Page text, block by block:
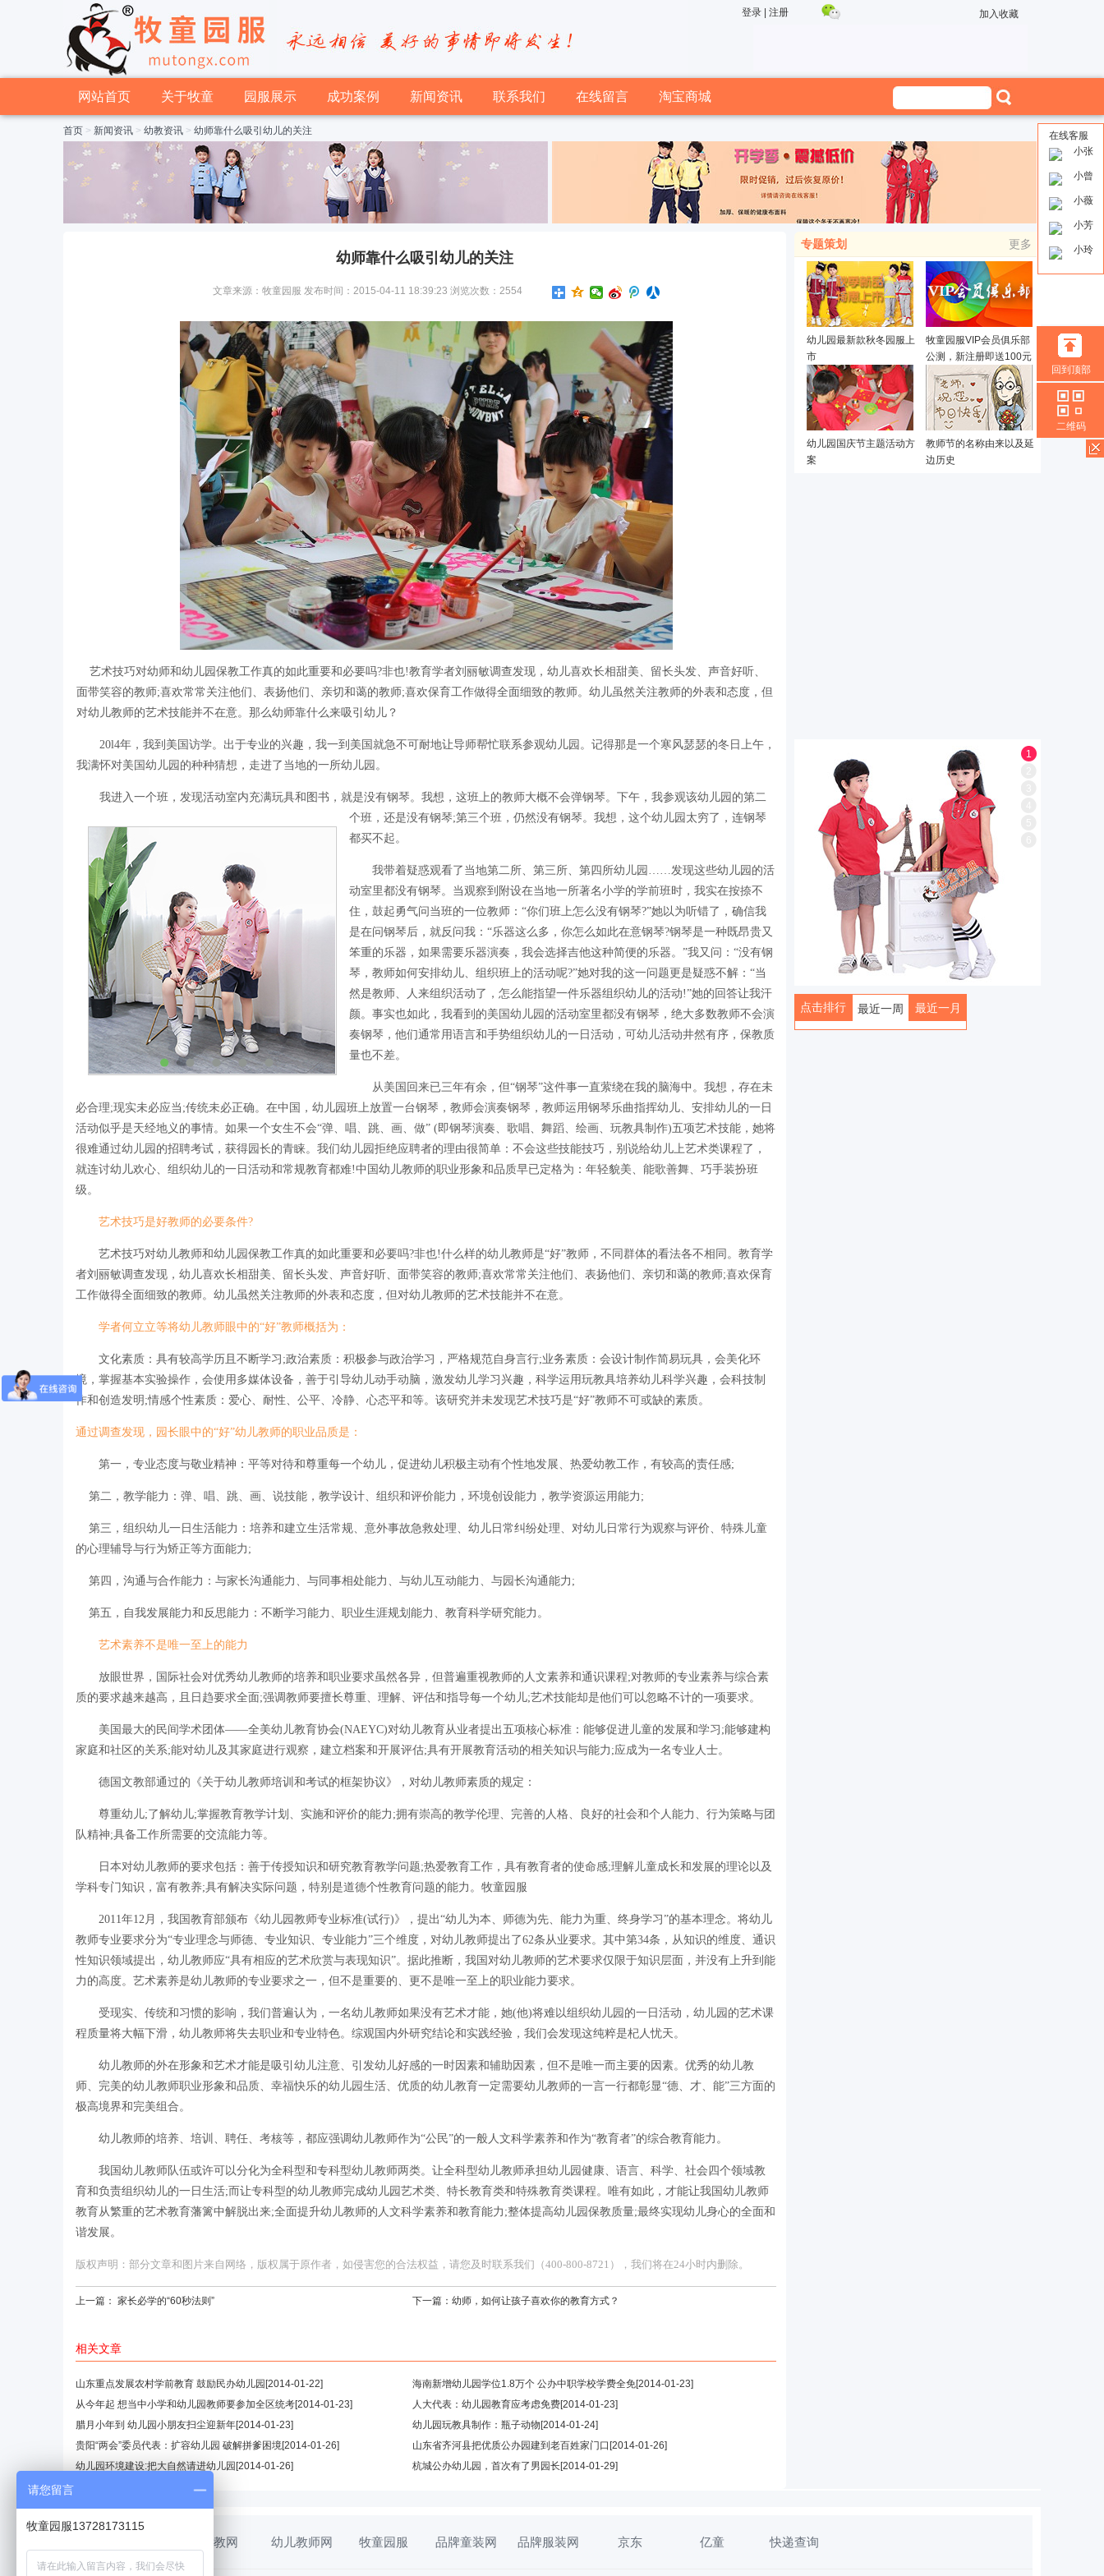
登录| 注册 加入收藏
网站首页 关于牧童 园服展示 成功案例 新闻资讯 联系我们 在线留言 淘宝商城
首页 > 新闻资讯 > 幼教资讯 > 幼师靠什么吸引幼儿的关注
幼师靠什么吸引幼儿的关注
文章来源：牧童园服 发布时间：2015-04-11 18:39:23 浏览次数：2554
艺术技巧对幼师和幼儿园保教工作真的如此重要和必要吗?非也!教育学者刘丽敏调查发现，幼儿喜欢长相甜美、留长头发、声音好听、
面带笑容的教师;喜欢常常关注他们、表扬他们、亲切和蔼的教师;喜欢保育工作做得全面细致的教师。幼儿虽然关注教师的外表和态度，但
对幼儿教师的艺术技能并不在意。那么幼师靠什么来吸引幼儿？
20l4年，我到美国访学。出于专业的兴趣，我一到美国就急不可耐地让导师帮忙联系参观幼儿园。记得那是一个寒风瑟瑟的冬日上午，
我满怀对美国幼儿园的种种猜想，走进了当地的一所幼儿园。
我进入一个班，发现活动室内充满玩具和图书，就是没有钢琴。我想，这班上的教师大概不会弹钢琴。下午，我参观该幼儿园的第二
个班，还是没有钢琴;第三个班，仍然没有钢琴。我想，这个幼儿园太穷了，连钢琴
都买不起。
我带着疑惑观看了当地第二所、第三所、第四所幼儿园……发现这些幼儿园的活
动室里都没有钢琴。当观察到附设在当地一所著名小学的学前班时，我实在按捺不
住，鼓起勇气问当班的一位教师：“你们班上怎么没有钢琴?”她以为听错了，确信我
是在问钢琴后，就反问我：“乐器这么多，你怎么如此在意钢琴?钢琴是一种既昂贵又
笨重的乐器，如果需要乐器演奏，我会选择吉他这种简便的乐器。”我又问：“没有钢
琴，教师如何安排幼儿、组织班上的活动呢?”她对我的这一问题更是疑惑不解：“当
然是教师、人来组织活动了，怎么能指望一件乐器组织幼儿的活动!”她的回答让我汗
颜。事实也如此，我看到的美国幼儿园的活动室里都没有钢琴，绝大多数教师不会演
奏钢琴，他们通常用语言和手势组织幼儿的一日活动，可幼儿活动井然有序，保教质
量也不差。
从美国回来已三年有余，但“钢琴”这件事一直萦绕在我的脑海中。我想，存在未
必合理;现实未必应当;传统未必正确。在中国，幼儿园班上放置一台钢琴，教师会演奏钢琴，教师运用钢琴乐曲指挥幼儿、安排幼儿的一日
活动似乎是天经地义的事情。如果一个女生不会“弹、唱、跳、画、做” (即钢琴演奏、歌唱、舞蹈、绘画、玩教具制作)五项艺术技能，她将
很难通过幼儿园的招聘考试，获得园长的青睐。我们幼儿园拒绝应聘者的理由很简单：不会这些技能技巧，别说给幼儿上艺术类课程了，
就连讨幼儿欢心、组织幼儿的一日活动和常规教育都难!中国幼儿教师的职业形象和品质早已定格为：年轻貌美、能歌善舞、巧手装扮班
级。
艺术技巧是好教师的必要条件?
艺术技巧对幼儿教师和幼儿园保教工作真的如此重要和必要吗?非也!什么样的幼儿教师是“好”教师，不同群体的看法各不相同。教育学
者刘丽敏调查发现，幼儿喜欢长相甜美、留长头发、声音好听、面带笑容的教师;喜欢常常关注他们、表扬他们、亲切和蔼的教师;喜欢保育
工作做得全面细致的教师。幼儿虽然关注教师的外表和态度，但对幼儿教师的艺术技能并不在意。
学者何立立等将幼儿教师眼中的“好”教师概括为：
文化素质：具有较高学历且不断学习;政治素质：积极参与政治学习，严格规范自身言行;业务素质：会设计制作简易玩具，会美化环
境，掌握基本实验操作，会使用多媒体设备，善于引导幼儿动手动脑，激发幼儿学习兴趣，科学运用玩教具培养幼儿科学兴趣，会科技制
作和创造发明;情感个性素质：爱心、耐性、公平、冷静、心态平和等。该研究并未发现艺术技巧是“好”教师不可或缺的素质。
通过调查发现，园长眼中的“好”幼儿教师的职业品质是：
第一，专业态度与敬业精神：平等对待和尊重每一个幼儿，促进幼儿积极主动有个性地发展、热爱幼教工作，有较高的责任感;
第二，教学能力：弹、唱、跳、画、说技能，教学设计、组织和评价能力，环境创设能力，教学资源运用能力;
第三，组织幼儿一日生活能力：培养和建立生活常规、意外事故急救处理、幼儿日常纠纷处理、对幼儿日常行为观察与评价、特殊儿童
的心理辅导与行为矫正等方面能力;
第四，沟通与合作能力：与家长沟通能力、与同事相处能力、与幼儿互动能力、与园长沟通能力;
第五，自我发展能力和反思能力：不断学习能力、职业生涯规划能力、教育科学研究能力。
艺术素养不是唯一至上的能力
放眼世界，国际社会对优秀幼儿教师的培养和职业要求虽然各异，但普遍重视教师的人文素养和通识课程;对教师的专业素养与综合素
质的要求越来越高，且日趋要求全面;强调教师要擅长尊重、理解、评估和指导每一个幼儿;艺术技能却是他们可以忽略不计的一项要求。
美国最大的民间学术团体——全美幼儿教育协会(NAEYC)对幼儿教育从业者提出五项核心标准：能够促进儿童的发展和学习;能够建构
家庭和社区的关系;能对幼儿及其家庭进行观察，建立档案和开展评估;具有开展教育活动的相关知识与能力;应成为一名专业人士。
德国文教部通过的《关于幼儿教师培训和考试的框架协议》，对幼儿教师素质的规定：
尊重幼儿;了解幼儿;掌握教育教学计划、实施和评价的能力;拥有崇高的教学伦理、完善的人格、良好的社会和个人能力、行为策略与团
队精神;具备工作所需要的交流能力等。
日本对幼儿教师的要求包括：善于传授知识和研究教育教学问题;热爱教育工作，具有教育者的使命感;理解儿童成长和发展的理论以及
学科专门知识，富有教养;具有解决实际问题，特别是道德个性教育问题的能力。牧童园服
2011年12月，我国教育部颁布《幼儿园教师专业标准(试行)》，提出“幼儿为本、师德为先、能力为重、终身学习”的基本理念。将幼儿
教师专业要求分为“专业理念与师德、专业知识、专业能力”三个维度，对幼儿教师提出了62条从业要求。其中第34条，从知识的维度、通识
性知识领域提出，幼儿教师应“具有相应的艺术欣赏与表现知识”。据此推断，我国对幼儿教师的艺术要求仅限于知识层面，并没有上升到能
力的高度。艺术素养是幼儿教师的专业要求之一，但不是重要的、更不是唯一至上的职业能力要求。
受现实、传统和习惯的影响，我们普遍认为，一名幼儿教师如果没有艺术才能，她(他)将难以组织幼儿园的一日活动，幼儿园的艺术课
程质量将大幅下滑，幼儿教师将失去职业和专业特色。综观国内外研究结论和实践经验，我们会发现这纯粹是杞人忧天。
幼儿教师的外在形象和艺术才能是吸引幼儿注意、引发幼儿好感的一时因素和辅助因素，但不是唯一而主要的因素。优秀的幼儿教
师、完美的幼儿教师职业形象和品质、幸福快乐的幼儿园生活、优质的幼儿教育一定需要幼儿教师的一言一行都彰显“德、才、能”三方面的
极高境界和完美组合。
幼儿教师的培养、培训、聘任、考核等，都应强调幼儿教师作为“公民”的一般人文科学素养和作为“教育者”的综合教育能力。
我国幼儿教师队伍或许可以分化为全科型和专科型幼儿教师两类。让全科型幼儿教师承担幼儿园健康、语言、科学、社会四个领域教
育和负责组织幼儿的一日生活;而让专科型的幼儿教师完成幼儿园艺术类、特长教育类和特殊教育类课程。唯有如此，才能让我国幼儿教师
教育从繁重的艺术教育藩篱中解脱出来;全面提升幼儿教师的人文科学素养和教育能力;整体提高幼儿园保教质量;最终实现幼儿身心的全面和
谐发展。
版权声明：部分文章和图片来自网络，版权属于原作者，如侵害您的合法权益，请您及时联系我们（400-800-8721），我们将在24小时内删除。
上一篇： 家长必学的“60秒法则” 下一篇： 幼师，如何让孩子喜欢你的教育方式？
相关文章
山东重点发展农村学前教育 鼓励民办幼儿园 [2014-01-22] 海南新增幼儿园学位1.8万个 公办中职学校学费全免[2014-01-23]
从今年起 想当中小学和幼儿园教师要参加全区统考[2014-01-23] 人大代表：幼儿园教育应考虑免费[2014-01-23]
腊月小年到 幼儿园小朋友扫尘迎新年[2014-01-23] 幼儿园玩教具制作：瓶子动物 [2014-01-24]
贵阳“两会”委员代表：扩容幼儿园 破解拼爹困境[2014-01-26] 山东省齐河县把优质公办园建到老百姓家门口 [2014-01-26]
幼儿园环境建设:把大自然请进幼儿园 [2014-01-26] 杭城公办幼儿园，首次有了男园长 [2014-01-29]
专题策划 更多
幼儿园最新款秋冬园服上
市
牧童园服VIP会员俱乐部
公测，新注册即送100元
幼儿园国庆节主题活动方
案
教师节的名称由来以及延
边历史
1
点击排行 最近一周 最近一月
在线客服
小张
小曾
小薇
小芳
小玲
回到顶部
二维码
幼教网 幼儿教师网 牧童园服 品牌童装网 品牌服装网 京东 亿童 快递查询
请您留言
牧童园服13728173115